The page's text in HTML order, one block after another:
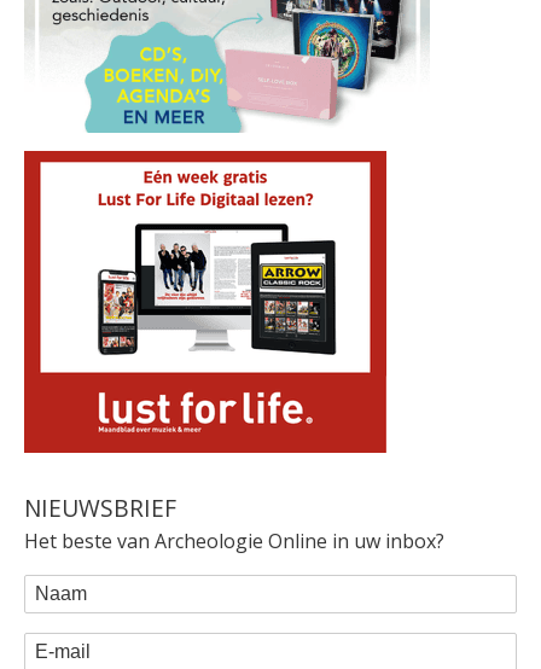
NIEUWSBRIEF
Het beste van Archeologie Online in uw inbox?
WEBFORM
Naam
E-mail